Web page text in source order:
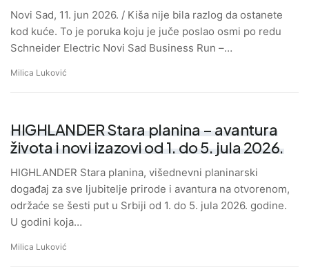
Novi Sad, 11. jun 2026. / Kiša nije bila razlog da ostanete
kod kuće. To je poruka koju je juče poslao osmi po redu
Schneider Electric Novi Sad Business Run –…
Milica Luković
HIGHLANDER Stara planina – avantura
života i novi izazovi od 1. do 5. jula 2026.
HIGHLANDER Stara planina, višednevni planinarski
događaj za sve ljubitelje prirode i avantura na otvorenom,
održaće se šesti put u Srbiji od 1. do 5. jula 2026. godine.
U godini koja…
Milica Luković